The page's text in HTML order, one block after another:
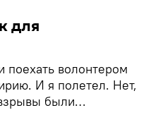
для
волонтером
И я полетел. Нет,
были…